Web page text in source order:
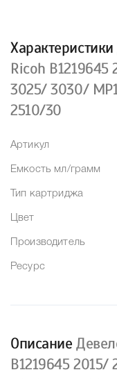
Характеристики
Ricoh
3025/ 3030/
2510/30
Артикул
Емкость мл/грамм
Тип картриджа
Цвет
Производитель
Ресурс
Описание
B1219645